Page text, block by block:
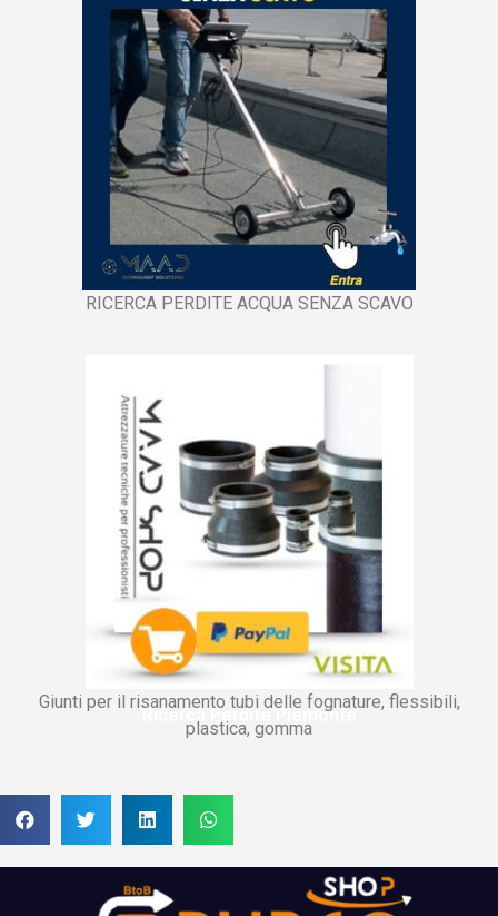
RICERCA PERDITE ACQUA SENZA SCAVO
Giunti per il risanamento tubi delle fognature, flessibili,
plastica, gomma
Ricerca Perdite Piemonte